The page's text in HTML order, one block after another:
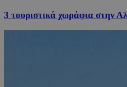
3 τουριστικά χωράφια στην